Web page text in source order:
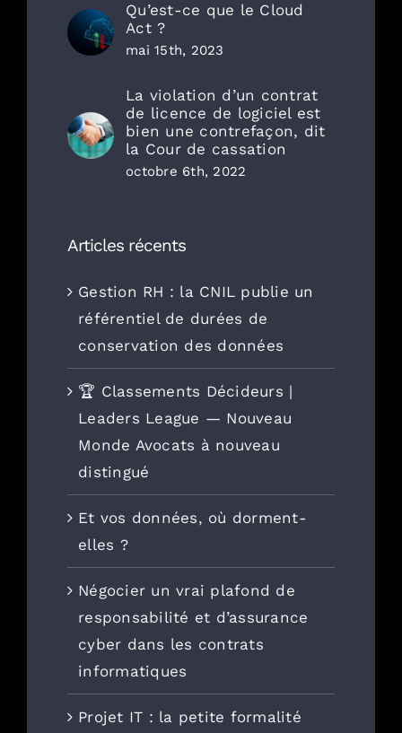
Qu’est-ce que le Cloud
Act ?
mai 15th, 2023
La violation d’un contrat
de licence de logiciel est
bien une contrefaçon, dit
la Cour de cassation
octobre 6th, 2022
Articles récents
Gestion RH : la CNIL publie un
référentiel de durées de
conservation des données
🏆 Classements Décideurs |
Leaders League — Nouveau
Monde Avocats à nouveau
distingué
Et vos données, où dorment-
elles ?
Négocier un vrai plafond de
responsabilité et d’assurance
cyber dans les contrats
informatiques
Projet IT : la petite formalité